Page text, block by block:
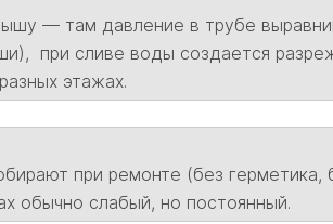
— там давление в трубе
при сливе воды создается
этажах.
при ремонте (без герметика,
обычно слабый, но постоянный.